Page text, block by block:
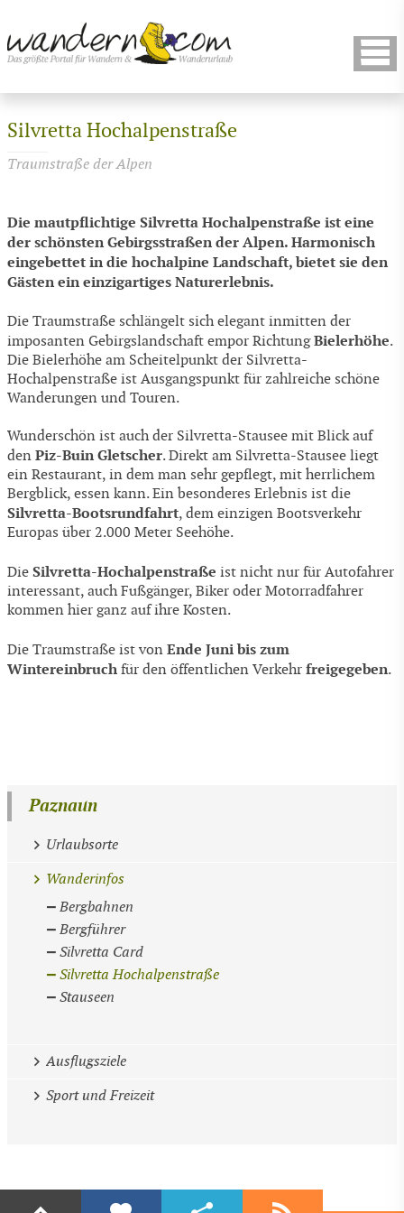
Silvretta Hochalpenstraße
Traumstraße der Alpen
Die mautpflichtige Silvretta Hochalpenstraße ist eine
der schönsten Gebirgsstraßen der Alpen. Harmonisch
eingebettet in die hochalpine Landschaft, bietet sie den
Gästen ein einzigartiges Naturerlebnis.
Die Traumstraße schlängelt sich elegant inmitten der
imposanten Gebirgslandschaft empor RichtungBielerhöhe.
Die Bielerhöhe am Scheitelpunkt der Silvretta-
Hochalpenstraße ist Ausgangspunkt für zahlreiche schöne
Wanderungen und Touren.
Wunderschön ist auch der Silvretta-Stausee mit Blick auf
den Piz-Buin Gletscher. Direkt am Silvretta-Stausee liegt
ein Restaurant, in dem man sehr gepflegt, mit herrlichem
Bergblick, essen kann. Ein besonderes Erlebnis ist die
Silvretta-Bootsrundfahrt, dem einzigen Bootsverkehr
Europas über 2.000 Meter Seehöhe.
Die Silvretta-Hochalpenstraße ist nicht nur für Autofahrer
interessant, auch Fußgänger, Biker oder Motorradfahrer
kommen hier ganz auf ihre Kosten.
Die Traumstraße ist von Ende Juni bis zum
Wintereinbruch für den öffentlichen Verkehr freigegeben.
Paznaun
Urlaubsorte
Wanderinfos
Bergbahnen
Bergführer
Silvretta Card
Silvretta Hochalpenstraße
Stauseen
Ausflugsziele
Sport und Freizeit